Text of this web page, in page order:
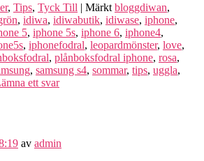
, Tips, Tyck Till | Märkt bloggdiwan,
, idiwa, idiwabutik, idiwase, iphone,
5, iphone 5s, iphone 6, iphone4,
, iphonefodral, leopardmönster, love,
, plånboksfodral iphone, rosa,
, samsung s4, sommar, tips, uggla,
ett svar
av admin